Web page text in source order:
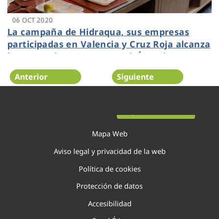
06 OCT 2020
La campaña de Hidraqua, sus empresas
participadas en Valencia y Cruz Roja alcanza
las 6.520 altas nuevas en el ‘Área de
clientes’ de la página web
Anterior Siguiente
Mapa Web
Aviso legal y privacidad de la web
Política de cookies
Protección de datos
Accesibilidad